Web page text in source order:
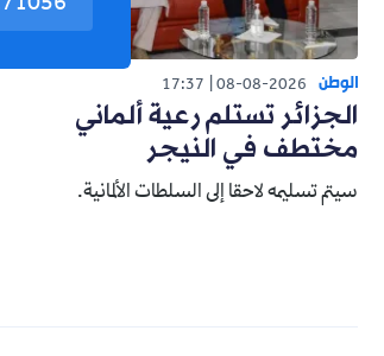
الوطن 08-08-2026
17:37
الجزائر تستلم رعية ألماني
مختطف في النيجر
سيتم تسليمه لاحقا إلى السلطات الألمانية.